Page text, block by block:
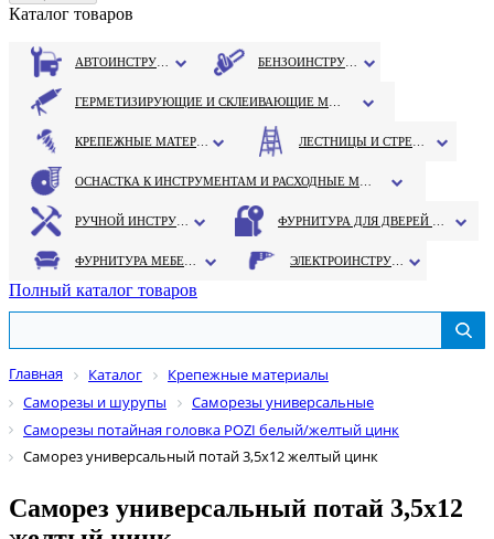
Каталог товаров
Полный каталог товаров
Главная Каталог
Крепежные материалы
Саморезы и шурупы
Саморезы универсальные
Саморезы потайная головка POZI белый/желтый цинк
Саморез универсальный потай 3,5х12 желтый цинк
Саморез универсальный потай 3,5х12